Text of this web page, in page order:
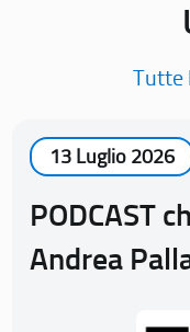
Tutte
13 Luglio 2026
PODCAST
Andrea